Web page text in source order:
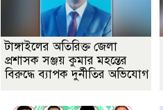
টাঙ্গাইলের অতিরিক্ত জেলা
প্রশাসক সঞ্জয় কুমার মহন্তের
বিরুদ্ধে ব্যাপক দুর্নীতির অভিযোগ